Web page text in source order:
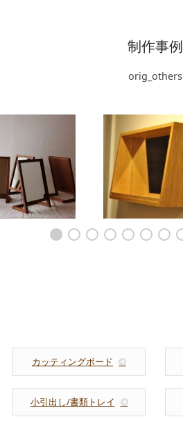
制作事例
orig_others
ハコミラーのナナメカッ
カッティングボード
小引出し/書類トレイ